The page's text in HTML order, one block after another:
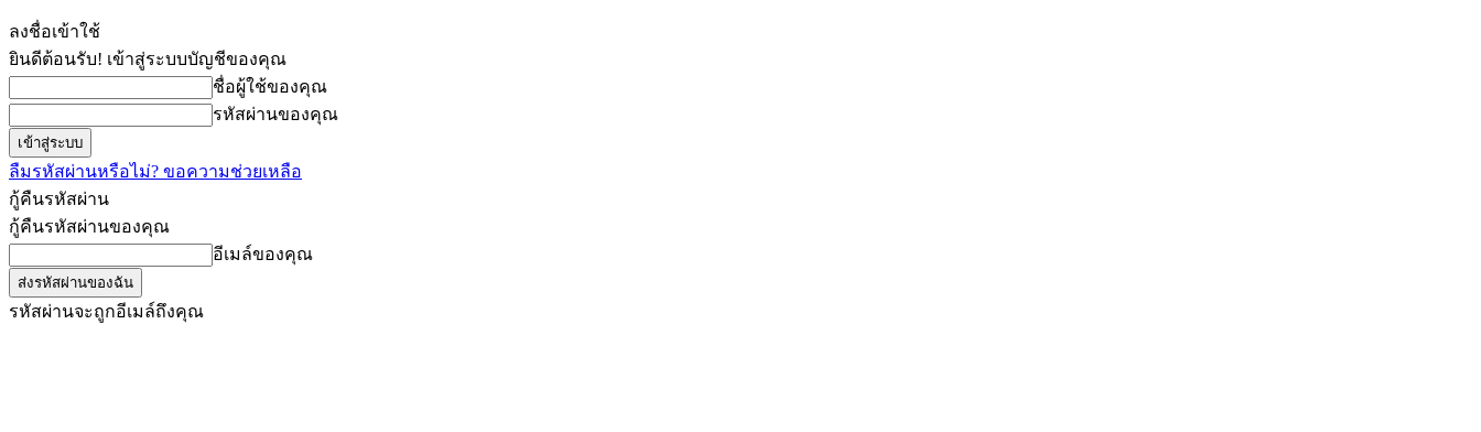
ลงชื่อเข้าใช้
ยินดีต้อนรับ! เข้าสู่ระบบบัญชีของคุณ
ชื่อผู้ใช้ของคุณ
รหัสผ่านของคุณ
ลืมรหัสผ่านหรือไม่? ขอความช่วยเหลือ
กู้คืนรหัสผ่าน
กู้คืนรหัสผ่านของคุณ
อีเมล์ของคุณ
รหัสผ่านจะถูกอีเมล์ถึงคุณ